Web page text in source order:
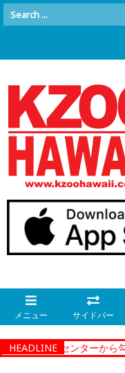
メニュー サイドバー
HEADLINE
ショナルセンターから